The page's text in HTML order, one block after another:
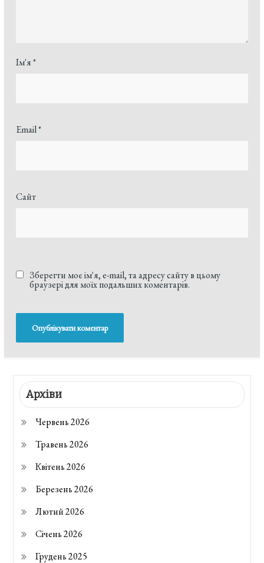
Ім'я*
Email*
Сайт
Зберегти моє ім'я, e-mail, та адресу сайту в цьому
браузері для моїх подальших коментарів.
Архіви
Червень 2026
Травень 2026
Квітень 2026
Березень 2026
Лютий 2026
Січень 2026
Грудень 2025